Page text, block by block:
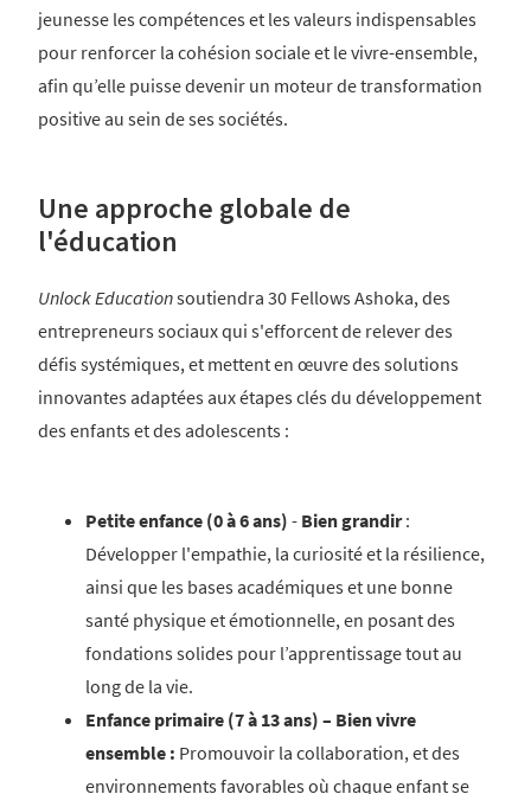
jeunesse les compétences et les valeurs indispensables
pour renforcer la cohésion sociale et le vivre-ensemble,
afin qu’elle puisse devenir un moteur de transformation
positive au sein de ses sociétés. ​
Une approche globale de
l'éducation
Unlock Educationsoutiendra 30 Fellows Ashoka, des
entrepreneurs sociaux qui s'efforcent de relever des
défis systémiques, et mettent en œuvre des solutions
innovantes adaptées aux étapes clés du développement
des enfants et des adolescents :
Petite enfance (0 à 6 ans) - Bien grandir:
Développer l'empathie, la curiosité et la résilience,
ainsi que les bases académiques et une bonne
santé physique et émotionnelle, en posant des
fondations solides pour l’apprentissage tout au
long de la vie.
Enfance primaire (7 à 13 ans) – Bien vivre
ensemble : Promouvoir la collaboration, et des
environnements favorables où chaque enfant se